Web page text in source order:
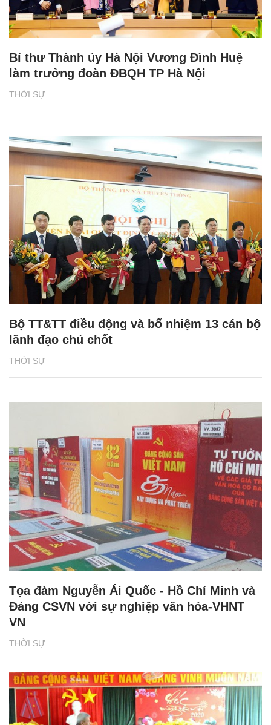
THỜI SỰ
Bí thư Thành ủy Hà Nội Vương Đình Huệ
làm trưởng đoàn ĐBQH TP Hà Nội
THỜI SỰ
Bộ TT&TT điều động và bổ nhiệm 13 cán bộ
lãnh đạo chủ chốt
THỜI SỰ
Tọa đàm Nguyễn Ái Quốc - Hồ Chí Minh và
Đảng CSVN với sự nghiệp văn hóa-VHNT
VN